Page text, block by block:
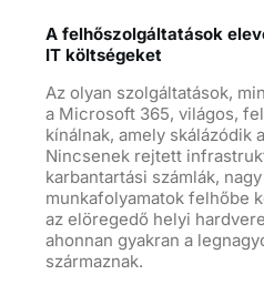
A felhőszolgáltatások
IT költségeket
Az olyan szolgáltatások,
a Microsoft 365, világos,
kínálnak, amely skálázódik
Nincsenek rejtett
karbantartási számlák,
munkafolyamatok felhőbe
az elöregedő helyi
ahonnan gyakran a
származnak.